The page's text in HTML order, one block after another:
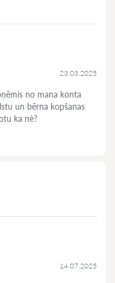
23.03.2025
no mana konta
un bērna kopšanas
ka nè?
14.07.2025